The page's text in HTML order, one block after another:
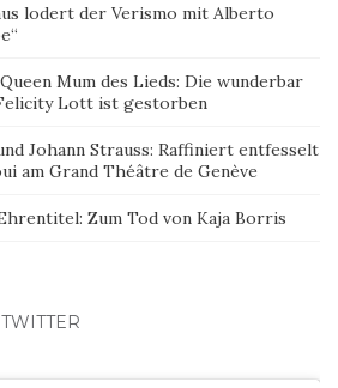
lodert der Verismo mit Alberto
Mum des Lieds: Die wunderbar
Lott ist gestorben
Johann Strauss: Raffiniert entfesselt
am Grand Théâtre de Genève
Zum Tod von Kaja Borris